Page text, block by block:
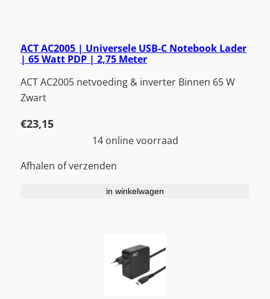
ACT AC2005 | Universele USB-C Notebook Lader
| 65 Watt PDP | 2,75 Meter
ACT AC2005 netvoeding & inverter Binnen 65 W
Zwart
€23,15
14 online voorraad
Afhalen of verzenden
in winkelwagen